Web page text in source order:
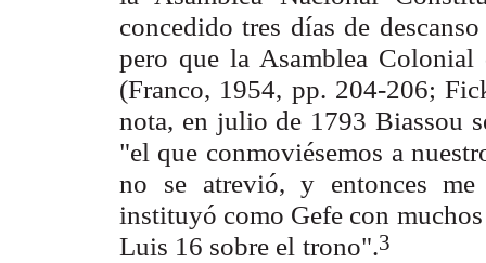
concedido tres días de
pero que la Asamblea Colonial
(Franco, 1954, pp. 204-206;
nota, en julio de 1793 Biassou
"el que conmoviésemos a
no
se atrevió, y entonces
instituyó como Gefe con
Luis 16 sobre el trono".3